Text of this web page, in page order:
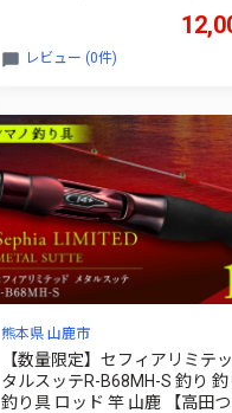
利用券 家族体験 こども 家族
リー 川 湖 プラン スポーツ アウ
ドア 自然 つり処椎の木湖 埼玉
レビュー (0件)
熊本県 山鹿市
【数量限定】セフィアリミテ
タルスッテR-B68MH-S 釣り
釣り具 ロッド 竿 山鹿 【高田つ